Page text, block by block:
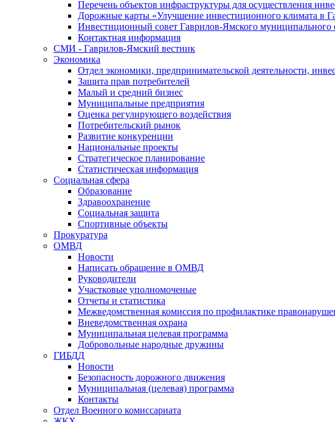
Перечень объектов инфраструктуры для осуществления
Дорожные карты «Улучшение инвестиционного климата в
Инвестиционный совет Гаврилов-Ямского муниципального
Контактная информация
СМИ - Гаврилов-Ямский вестник
Экономика
Отдел экономики, предпринимательской деятельности,
Защита прав потребителей
Малый и средний бизнес
Муниципальные предприятия
Оценка регулирующего воздействия
Потребительский рынок
Развитие конкуренции
Национальные проекты
Стратегическое планирование
Статистическая информация
Социальная сфера
Образование
Здравоохранение
Социальная защита
Спортивные объекты
Прокуратура
ОМВД
Новости
Написать обращение в ОМВД
Руководители
Участковые уполномоченые
Отчеты и статистика
Межведомственная комиссия по профилактике
Вневедомственная охрана
Муниципальная целевая программа
Добровольные народные дружины
ГИБДД
Новости
Безопасность дорожного движения
Муниципальная (целевая) программа
Контакты
Отдел Военного комиссариата